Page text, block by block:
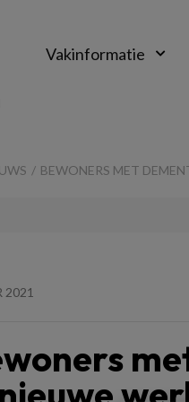
Vakinformatie
BEWONERS MET
2021